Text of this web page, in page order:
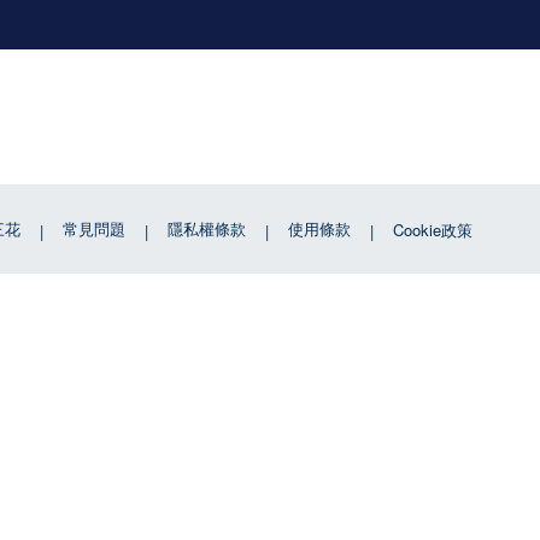
花 常見問題 隱私權條款 使用條款 Cookie政策